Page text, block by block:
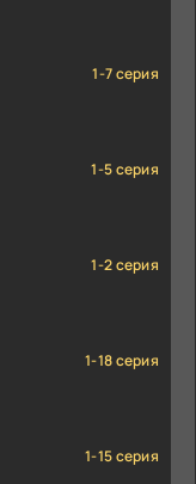
1-7 серия
1-5 серия
1-2 серия
1-18 серия
1-15 серия